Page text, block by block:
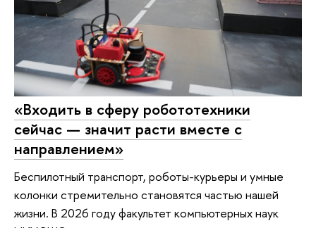
«Входить в сферу робототехники
сейчас — значит расти вместе с
направлением»
Беспилотный транспорт, роботы-курьеры и умные
колонки стремительно становятся частью нашей
жизни. В 2026 году факультет компьютерных наук